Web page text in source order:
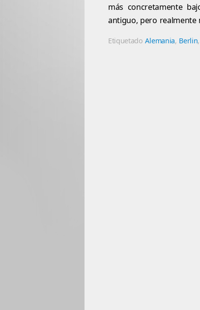
más concretamente
antiguo, pero realmente
EtiquetadoAlemania, Berlin,